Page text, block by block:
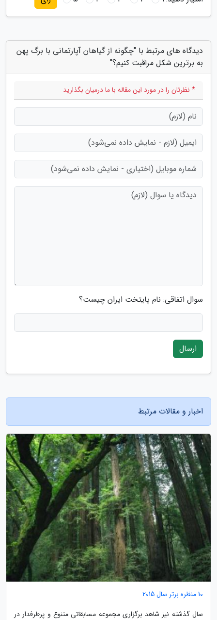
دیدگاه های مرتبط با "چگونه از گیاهان آپارتمانی با برگ پهن
به برترین شکل مراقبت کنیم؟"
* نظرتان را در مورد این مقاله با ما درمیان بگذارید
سوال اتفاقی: نام پایتخت ایران چیست؟
ارسال
اخبار و مقالات مرتبط
10 منظره برتر سال 2015
سال گذشته نیز شاهد برگزاری مجموعه مسابقاتی متنوع و پرطرفدار در